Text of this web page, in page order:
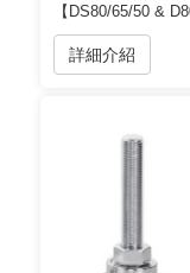
【DS80/65/50 &
詳細介紹